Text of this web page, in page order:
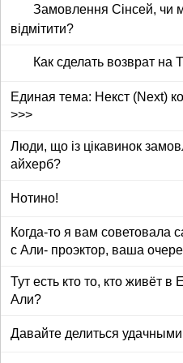
Замовлення Сінсей, чи
відмітити?
Как сделать возврат на
Единая тема: Некст (Next) код!
>>>
Люди, що із цікавинок
айхерб?
Нотино!
Когда-то я вам советовала
с Али- проэктор, ваша
Тут есть кто то, кто живёт
Али?
Давайте делиться